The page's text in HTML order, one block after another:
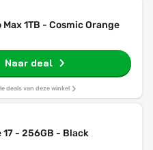
Max 1TB - Cosmic Orange
Naar deal
deals van deze winkel
- 256GB - Black